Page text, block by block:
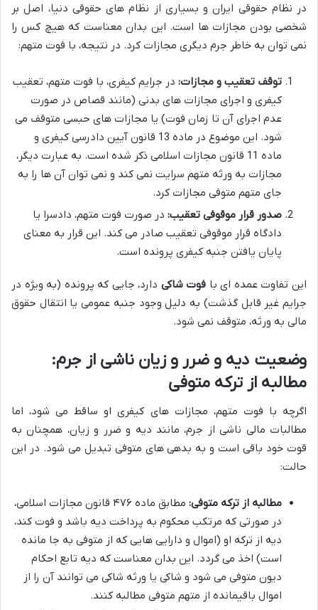
در نظام حقوقی ایران و بسیاری از نظام های حقوقی دنیا، اصل بر
شخصی بودن مجازات ها است. این بدان معناست که هیچ کس را
نمی توان به خاطر جرم دیگری مجازات کرد. در نتیجه، با فوت متهم:
توقف تعقیب و مجازات: در جرایم کیفری، با فوت متهم، تعقیب
کیفری و اجرای مجازات های بدنی (مانند قصاص در صورت
عدم اجرای آن تا زمان فوت) یا مجازات های حبسی متوقف می
شود. این موضوع در ماده 13 قانون آیین دادرسی کیفری و
ماده 11 قانون مجازات اسلامی ذکر شده است. به عبارت دیگر،
مجازات به ورثه متهم سرایت نمی کند و نمی توان آن ها را به
جای متهم متوفی مجازات کرد.
صدور قرار موقوفی تعقیب: در صورت فوت متهم، دادسرا یا
دادگاه قرار موقوفی تعقیب صادر می کند. این قرار به معنای
پایان یافتن جنبه کیفری پرونده است.
این تفاوت عمده ای با فوت شاکی دارد، جایی که پرونده (به ویژه در
جرایم غیر قابل گذشت) به دلیل وجود جنبه عمومی یا انتقال حقوق
مالی به ورثه، متوقف نمی شود.
وضعیت دیه و ضرر و زیان ناشی از جرم:
مطالبه از ترکه متوفی
اگرچه با فوت متهم، مجازات های کیفری او ساقط می شود، اما
مطالبات مالی ناشی از جرم، مانند دیه و ضرر و زیان، همچنان به
قوت خود باقی است و به بدهی های متوفی تبدیل می شود. در این
حالت:
مطالبه از ترکه متوفی:
مطابق ماده ۴۷۶ قانون مجازات اسلامی،
در صورتی که مرتکب محکوم به پرداخت دیه باشد و فوت کند،
دیه از ترکه او (اموال و دارایی هایی که از متوفی به جا مانده
است) اخذ می گردد. این بدان معناست که دیه تابع احکام
دیون متوفی می شود و شاکی یا ورثه شاکی می توانند آن را از
اموال باقیمانده از متهم متوفی مطالبه کنند.